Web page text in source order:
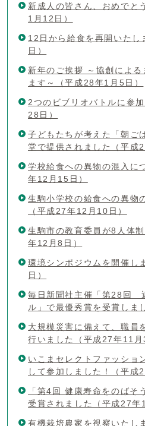
新成人の皆さん、おめでと
1月12日）
12日から給食を再開いたし
日）
新年のご挨拶 ～協創によ
ます～（平成28年1月5日）
2つのビブリオバトルに参
28日）
子どもたちが考えた「朝ご
堂で提供されました（平成
学校給食への異物の混入に
年12月15日）
生駒小学校の給食への異物
（平成27年12月10日）
生駒市の教育委員が8人体
年12月8日）
環境シンポジウムを開催し
日）
毎日新聞社主催「第28回
ル」で最優秀賞を受賞しま
大規模災害に備えて、職員
行いました（平成27年11月
いこまセレクトファッショ
して参加しました！（平成
「第4回 健康寿命をのばそ
受賞されました（平成27年
有機栽培農家を視察いたし